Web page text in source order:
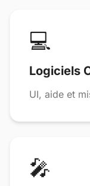
💻
Logiciels
UI, aide et
🎤